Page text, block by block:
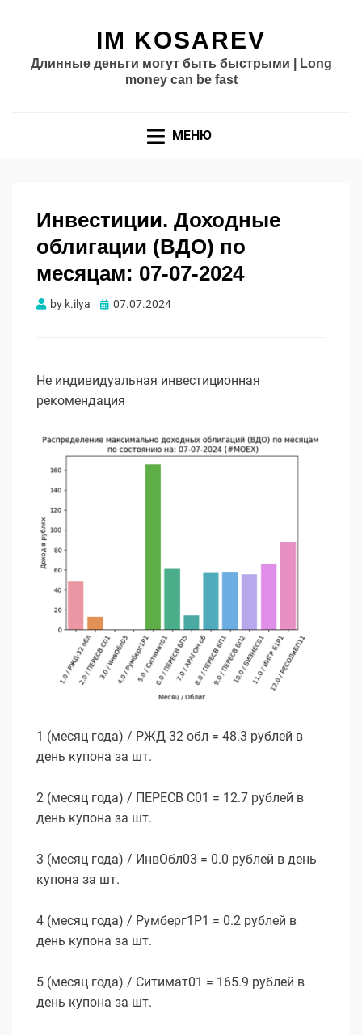
IM KOSAREV
Длинные деньги могут быть быстрыми | Long
money can be fast
МЕНЮ
Инвестиции. Доходные
облигации (ВДО) по
месяцам: 07-07-2024
by k.ilya Опубликовано
07.07.2024
Не индивидуальная инвестиционная
рекомендация
1 (месяц года) / РЖД-32 обл = 48.3 рублей в
день купона за шт.
2 (месяц года) / ПЕРЕСВ С01 = 12.7 рублей в
день купона за шт.
3 (месяц года) / ИнвОбл03 = 0.0 рублей в день
купона за шт.
4 (месяц года) / Румберг1P1 = 0.2 рублей в
день купона за шт.
5 (месяц года) / Ситимат01 = 165.9 рублей в
день купона за шт.